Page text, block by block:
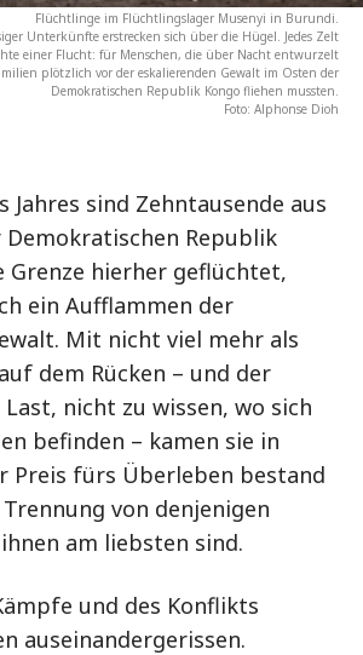
Flüchtlinge im Flüchtlingslager Musenyi in Burundi.
Unterkünfte erstrecken sich über die Hügel. Jedes Zelt
einer Flucht: für Menschen, die über Nacht entwurzelt
plötzlich vor der eskalierenden Gewalt im Osten der
Demokratischen Republik Kongo fliehen mussten.
Foto: Alphonse Dioh
Jahres sind Zehntausende aus
Demokratischen Republik
Grenze hierher geflüchtet,
ein Aufflammen der
Mit nicht viel mehr als
dem Rücken – und der
nicht zu wissen, wo sich
befinden – kamen sie in
Preis fürs Überleben bestand
von denjenigen
am liebsten sind.
und des Konflikts
auseinandergerissen.